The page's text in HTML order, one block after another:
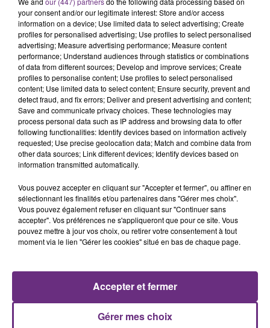
l'anniversaire du plus gros sanglier du monde.
Une fête est donc organisée et vous êtes tous
conviés !
TITRES DIFFUSÉS
2h48
2h48
SIA
Chandelier
2h44
2h44
INDOCHINE
Les Nouveaux Soleils
2h41
2h41 2h37
2h37
your consent and/or our legitimate interest: Store and/or access
information on a device; Use limited data to select advertising; Create
profiles for personalised advertising; Use profiles to select personalised
advertising; Measure advertising performance; Measure content
performance; Understand audiences through statistics or combinations
of data from different sources; Develop and improve services; Create
profiles to personalise content; Use profiles to select personalised
content; Use limited data to select content; Ensure security, prevent and
detect fraud, and fix errors; Deliver and present advertising and content;
Save and communicate privacy choices. These technologies may
process personal data such as IP address and browsing data to offer
following functionalities: Identify devices based on information actively
requested; Use precise geolocation data; Match and combine data from
other data sources; Link different devices; Identify devices based on
information transmitted automatically.
Vous pouvez accepter en cliquant sur "Accepter et fermer", ou affiner en
sélectionnant les finalités et/ou partenaires dans "Gérer mes choix".
Vous pouvez également refuser en cliquant sur "Continuer sans
accepter". Vos préférences ne s'appliqueront que pour ce site. Vous
pouvez mettre à jour vos choix, ou retirer votre consentement à tout
moment via le lien "Gérer les cookies" situé en bas de chaque page.
Gérer mes choix
Accepter et fermer